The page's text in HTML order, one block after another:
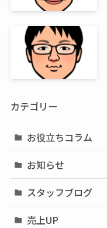
カテゴリー
お役立ちコラム
お知らせ
スタッフブログ
売上UP